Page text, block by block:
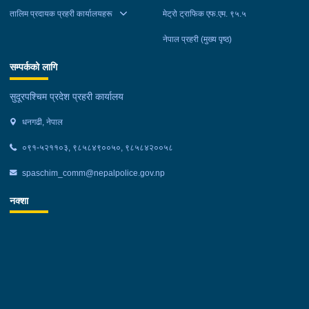
तालिम प्रदायक प्रहरी कार्यालयहरू मेट्रो ट्राफिक एफ.एम. ९५.५
नेपाल प्रहरी (मुख्य पृष्ठ)
सम्पर्कको लागि
सुदूरपश्चिम प्रदेश प्रहरी कार्यालय
धनगढी, नेपाल
०९१-५२११०३, ९८५८४९००५०, ९८५८४२००५८
spaschim_comm@nepalpolice.gov.np
नक्शा